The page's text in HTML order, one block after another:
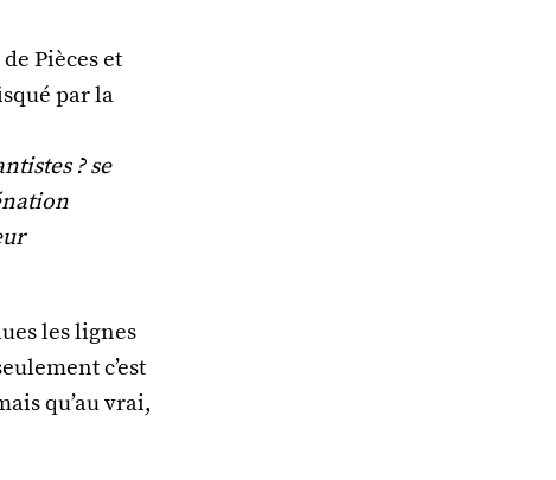
Pièces et
par la
? se
les lignes
c’est
qu’au vrai,